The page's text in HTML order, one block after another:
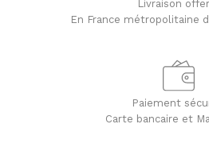
Livraison
En France métropolitaine
Paiement
Carte bancaire et